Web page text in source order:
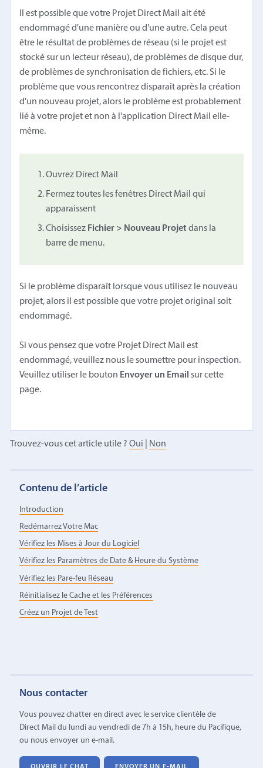
Il est possible que votre Projet Direct Mail ait été
endommagé d'une manière ou d'une autre. Cela peut
être le résultat de problèmes de réseau (si le projet est
stocké sur un lecteur réseau), de problèmes de disque dur,
de problèmes de synchronisation de fichiers, etc. Si le
problème que vous rencontrez disparaît après la création
d'un nouveau projet, alors le problème est probablement
lié à votre projet et non à l'application Direct Mail elle-
même.
Ouvrez Direct Mail
Fermez toutes les fenêtres Direct Mail qui
apparaissent
Choisissez Fichier > Nouveau Projetdans la
barre de menu.
Si le problème disparaît lorsque vous utilisez le nouveau
projet, alors il est possible que votre projet original soit
endommagé.
Si vous pensez que votre Projet Direct Mail est
endommagé, veuillez nous le soumettre pour inspection.
Veuillez utiliser le bouton Envoyer un Email sur cette
page.
Trouvez-vous cet article utile ? Oui Non
Contenu de l’article
Introduction
Redémarrez Votre Mac
Vérifiez les Mises à Jour du Logiciel
Vérifiez les Paramètres de Date & Heure du Système
Vérifiez les Pare-feu Réseau
Réinitialisez le Cache et les Préférences
Créez un Projet de Test
Nous contacter
Vous pouvez chatter en direct avec le service clientèle de
Direct Mail du lundi au vendredi de 7h à 15h, heure du Pacifique,
ou nous envoyer un e-mail.